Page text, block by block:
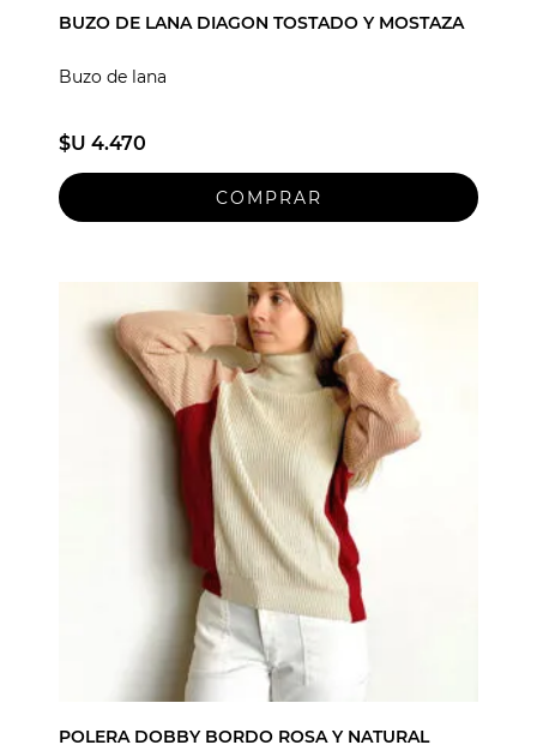
BUZO DE LANA DIAGON TOSTADO Y MOSTAZA
Buzo de lana
$U 4.470
POLERA DOBBY BORDO ROSA Y NATURAL